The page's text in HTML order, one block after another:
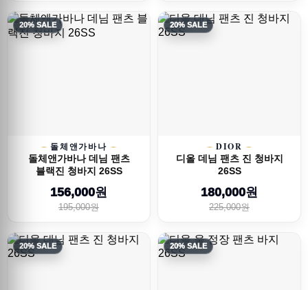
20% SALE
돌체앤가바나
돌체앤가바나 데님 팬츠
블랙진 청바지 26SS
156,000원
195,000원
20% SALE
DIOR
디올 데님 팬츠 진 청바지
26SS
180,000원
225,000원
20% SALE 20% SALE